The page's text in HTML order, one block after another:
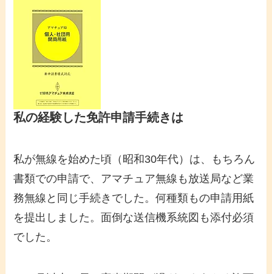
私の経験した免許申請手続きは
私が無線を始めた頃（昭和30年代）は、もちろん
書類での申請で、アマチュア無線も放送局など業
務無線と同じ手続きでした。何種類もの申請用紙
を提出しました。面倒な送信機系統図も添付必須
でした。